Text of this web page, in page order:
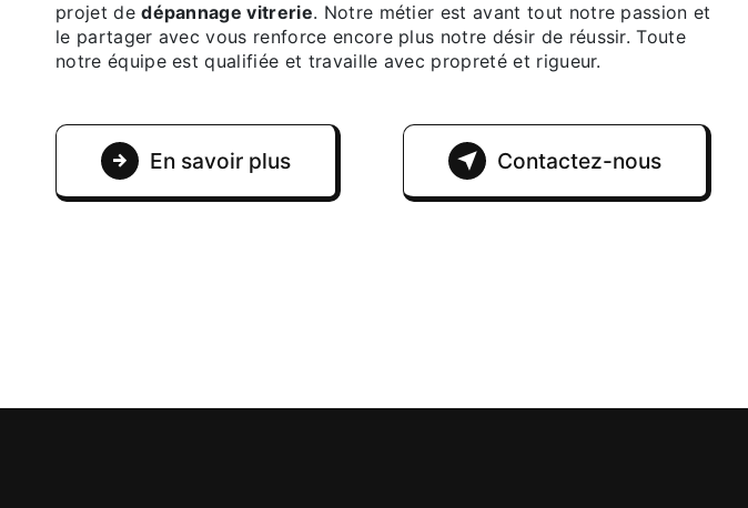
projet dedépannage vitrerie. Notre métier est avant tout notre passion et
le partager avec vous renforce encore plus notre désir de réussir. Toute
notre équipe est qualifiée et travaille avec propreté et rigueur.
En savoir plus Contactez-nous